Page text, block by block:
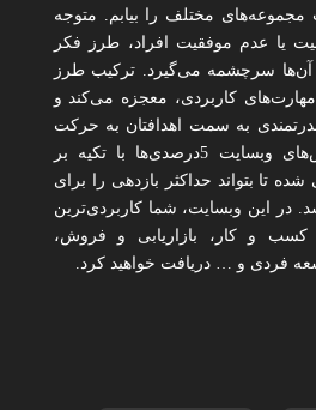
مختلف را بیابم. متوجه
یا عدم موفقیت افراد، طرز فکر
آن‌ها سرچشمه می‌گیرد. ترکیب طرز
کاربردی، معجزه می‌کند و
به سمت اهدافتان به حرکت
درمی‌آورد. تمام آموزش‌های وبسایت 5درصدی‌ها با تکیه بر
تا بتواند حداکثر بازدهی را برای
در این وبسایت، شما کاربردی‌ترین
و کار، بازاریابی و فروش،
فردی و … دریافت خواهید کرد.